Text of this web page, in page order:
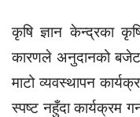
कृषि ज्ञान केन्द्रका
कारणले अनुदानको बजेट
माटो व्यवस्थापन
स्पष्ट नहुँदा कार्यक्रम